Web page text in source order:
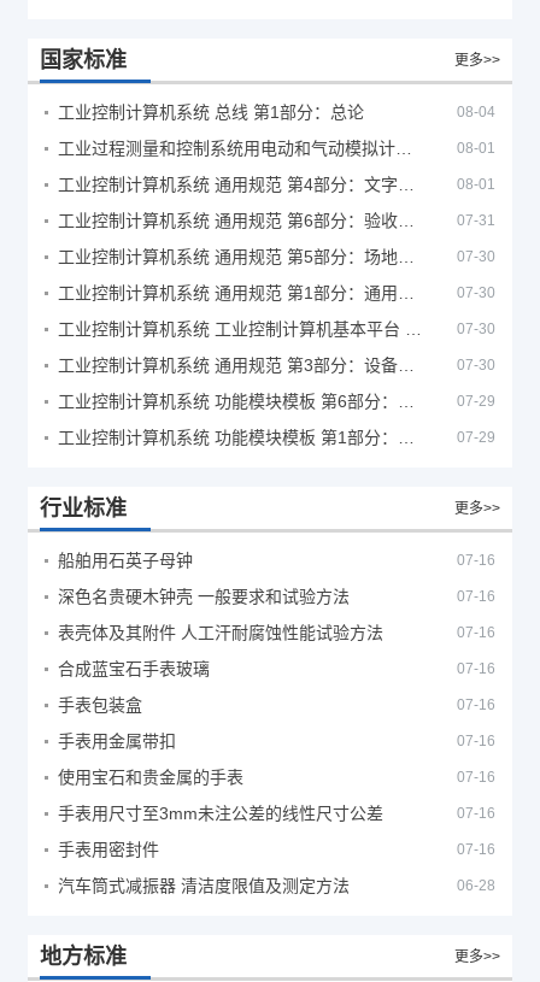
国家标准 更多>>
工业控制计算机系统 总线 第1部分：总论 08-04
08-01
08-01
07-31
07-30
07-30
07-30
07-30
07-29
07-29
行业标准 更多>>
船舶用石英子母钟 07-16
深色名贵硬木钟壳 一般要求和试验方法 07-16
表壳体及其附件 人工汗耐腐蚀性能试验方法 07-16
合成蓝宝石手表玻璃 07-16
手表包装盒 07-16
手表用金属带扣 07-16
使用宝石和贵金属的手表 07-16
手表用尺寸至3mm未注公差的线性尺寸公差 07-16
手表用密封件 07-16
汽车筒式减振器 清洁度限值及测定方法 06-28
地方标准 更多>>